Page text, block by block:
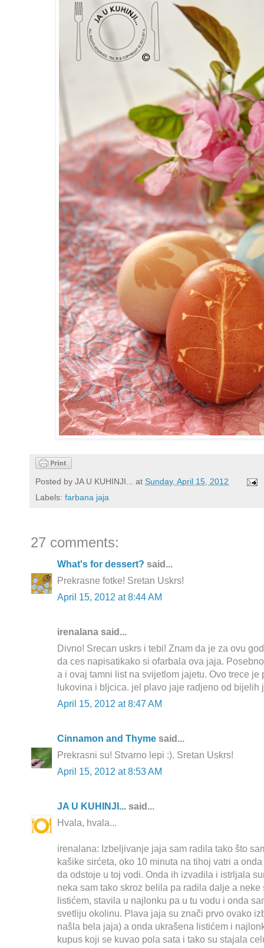
Posted by JA U KUHINJI... at Sunday, April 15, 2012
Labels: farbana jaja
27 comments:
What's for dessert? said...
Prekrasne fotke! Sretan Uskrs!
April 15, 2012 at 8:44 AM
irenalana said...
Divno! Srecan uskrs i tebi! Znam da je za ovu
da ces napisatikako si ofarbala ova jaja.
a i ovaj tamni list na svijetlom jajetu. Ovo trece je
lukovina i bljcica. jel plavo jaje radjeno od bijelih
April 15, 2012 at 8:47 AM
Cinnamon and Thyme said...
Prekrasni su! Stvarno lepi :). Sretan Uskrs!
April 15, 2012 at 8:53 AM
JA U KUHINJI... said...
Hvala, hvala...
irenalana: Izbeljivanje jaja sam radila tako što
kašike sirćeta, oko 10 minuta na tihoj vatri a
da odstoje u toj vodi. Onda ih izvadila i istrljala
neka sam tako skroz belila pa radila dalje a neke
listićem, stavila u najlonku pa u tu vodu i onda
svetliju okolinu. Plava jaja su znači prvo ovako
našla bela jaja) a onda ukrašena listićem i
kupus koji se kuvao pola sata i tako su stajala